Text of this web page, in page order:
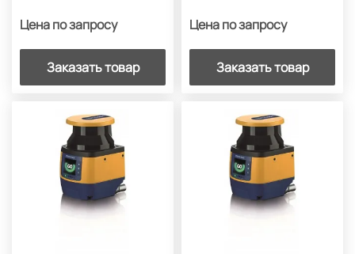
Цена по запросу
Заказать товар
Цена по запросу
Заказать товар